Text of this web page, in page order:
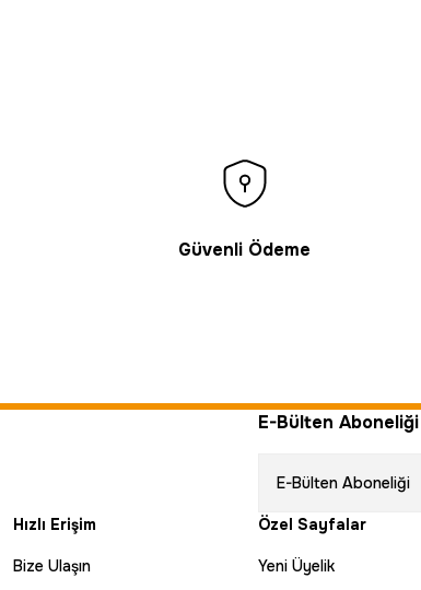
Güvenli Ödeme
E-Bülten Aboneliği
Hızlı Erişim
Bize Ulaşın
Özel Sayfalar
Yeni Üyelik